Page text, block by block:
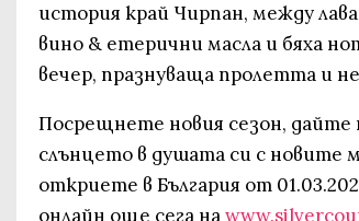
история край Чирпан, между
вино & етерични масла и бяха
вечер, празнуваща пролетта и
Посрещнете новия сезон, дайте
слънцето в душата си с новите
откриете в България от
онлайн още сега на